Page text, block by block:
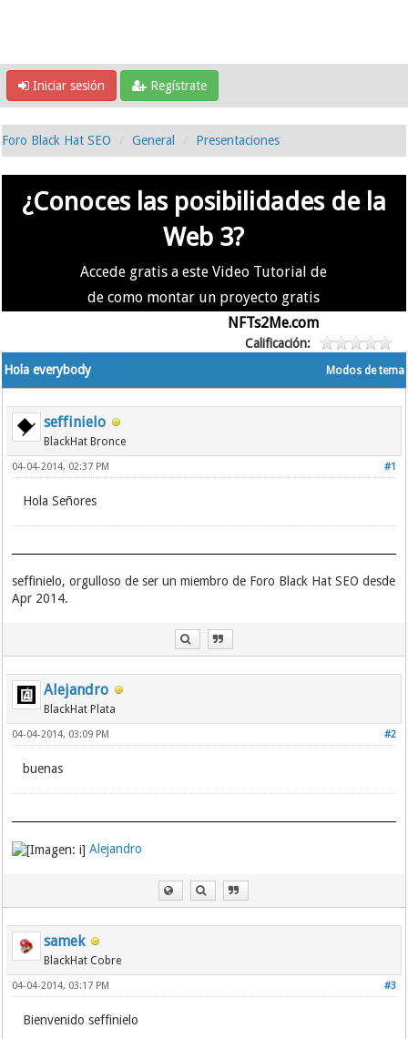
Iniciar sesión Regístrate
Foro Black Hat SEO General Presentaciones
¿Conoces las posibilidades de la
Web 3?
Accede gratis a este Video Tutorial de
de como montar un proyecto gratis
NFTs2Me.com
Calificación:
Modos de tema
Hola everybody
seffinielo
BlackHat Bronce
#1
04-04-2014, 02:37 PM
Hola Señores
seffinielo, orgulloso de ser un miembro de Foro Black Hat SEO desde
Apr 2014.
Alejandro
BlackHat Plata
#2
04-04-2014, 03:09 PM
buenas
Alejandro
samek
BlackHat Cobre
#3
04-04-2014, 03:17 PM
Bienvenido seffinielo